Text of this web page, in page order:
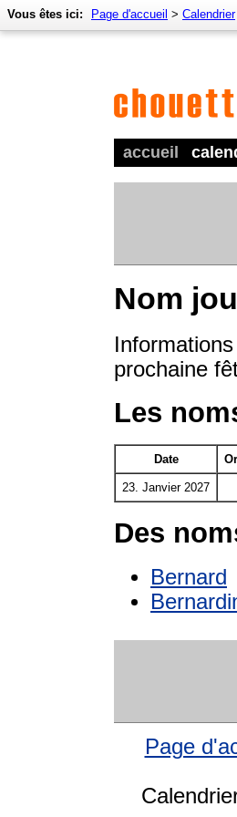
accueil
Vous êtes ici: Page d'accueil > Calendrier
Nom
prochaine
Les
Date
23. Janvier 2027
Des
Bernard
Page